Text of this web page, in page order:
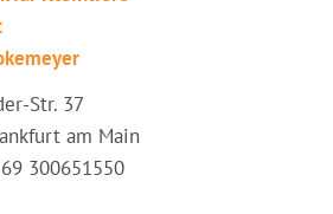
Str. 37
am Main
300651550